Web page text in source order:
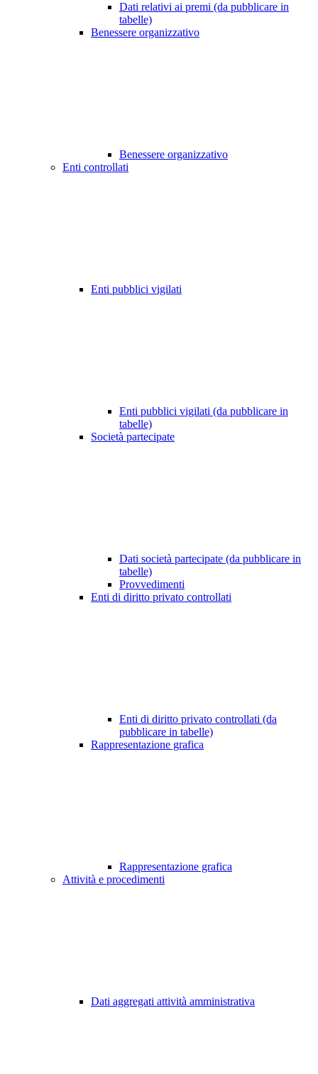
Dati relativi ai premi (da pubblicare in
tabelle)
Benessere organizzativo
Benessere organizzativo
Enti controllati
Enti pubblici vigilati
Enti pubblici vigilati (da pubblicare in
tabelle)
Società partecipate
Dati società partecipate (da pubblicare in
tabelle)
Provvedimenti
Enti di diritto privato controllati
Enti di diritto privato controllati (da
pubblicare in tabelle)
Rappresentazione grafica
Rappresentazione grafica
Attività e procedimenti
Dati aggregati attività amministrativa